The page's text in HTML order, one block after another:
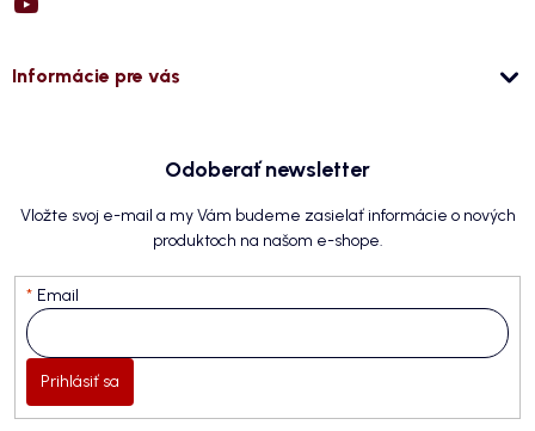
Informácie pre vás
Odoberať newsletter
Vložte svoj e-mail a my Vám budeme zasielať informácie o nových
produktoch na našom e-shope.
Email
Prihlásiť sa